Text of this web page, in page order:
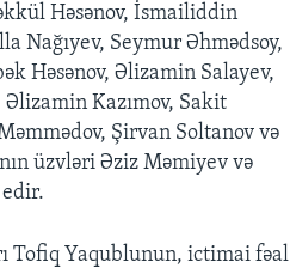
Həsənov, İsmailiddin
Nağıyev, Seymur Əhmədsoy,
Həsənov, Əlizamin Salayev,
Əlizamin Kazımov, Sakit
Şirvan Soltanov və
üzvləri Əziz Məmiyev və
Tofiq Yaqublunun, ictimai fəal